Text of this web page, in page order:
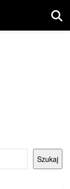
Szukaj